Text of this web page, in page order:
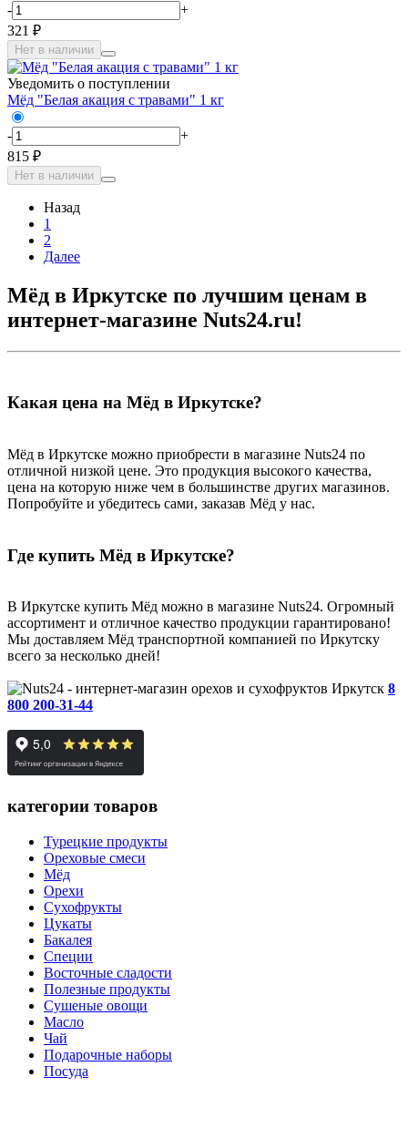
-
+
321 ₽
Нет в наличии
Уведомить о поступлении
Мёд "Белая акация с травами" 1 кг
-
+
815 ₽
Нет в наличии
Назад
1
2
Далее
Мёд в Иркутске по лучшим ценам в
интернет-магазине Nuts24.ru!
Какая цена на Мёд в Иркутске?
Мёд в Иркутске можно приобрести в магазине Nuts24 по
отличной низкой цене. Это продукция высокого качества,
цена на которую ниже чем в большинстве других магазинов.
Попробуйте и убедитесь сами, заказав Мёд у нас.
Где купить Мёд в Иркутске?
В Иркутске купить Мёд можно в магазине Nuts24. Огромный
ассортимент и отличное качество продукции гарантировано!
Мы доставляем Мёд транспортной компанией по Иркутску
всего за несколько дней!
Иркутск 8
800 200-31-44
категории товаров
Турецкие продукты
Ореховые смеси
Мёд
Орехи
Сухофрукты
Цукаты
Бакалея
Специи
Восточные сладости
Полезные продукты
Сушеные овощи
Масло
Чай
Подарочные наборы
Посуда